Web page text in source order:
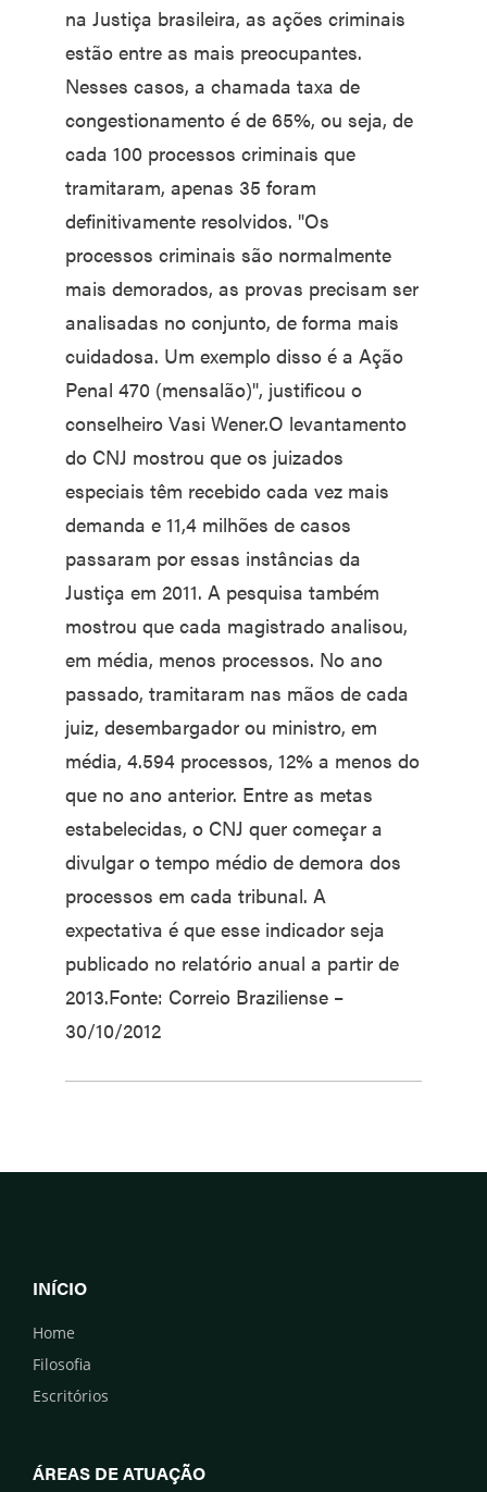
na Justiça brasileira, as ações criminais
estão entre as mais preocupantes.
Nesses casos, a chamada taxa de
congestionamento é de 65%, ou seja, de
cada 100 processos criminais que
tramitaram, apenas 35 foram
definitivamente resolvidos. "Os
processos criminais são normalmente
mais demorados, as provas precisam ser
analisadas no conjunto, de forma mais
cuidadosa. Um exemplo disso é a Ação
Penal 470 (mensalão)", justificou o
conselheiro Vasi Wener.O levantamento
do CNJ mostrou que os juizados
especiais têm recebido cada vez mais
demanda e 11,4 milhões de casos
passaram por essas instâncias da
Justiça em 2011. A pesquisa também
mostrou que cada magistrado analisou,
em média, menos processos. No ano
passado, tramitaram nas mãos de cada
juiz, desembargador ou ministro, em
média, 4.594 processos, 12% a menos do
que no ano anterior. Entre as metas
estabelecidas, o CNJ quer começar a
divulgar o tempo médio de demora dos
processos em cada tribunal. A
expectativa é que esse indicador seja
publicado no relatório anual a partir de
2013.Fonte: Correio Braziliense –
30/10/2012
INÍCIO
Home
Filosofia
Escritórios
ÁREAS DE ATUAÇÃO